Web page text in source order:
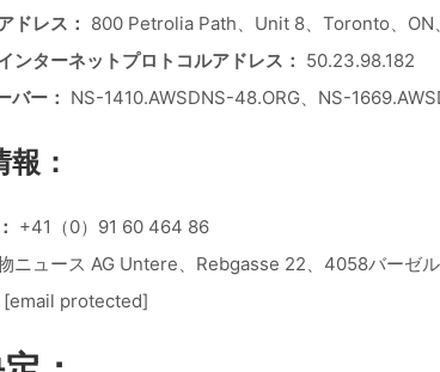
ドレス： 800 Petrolia Path、Unit 8、Toronto、
ンターネットプロトコルアドレス： 50.23.98.182
バー： NS-1410.AWSDNS-48.ORG、NS-
：
+41（0）91 60 464 86
ニュース AG Untere、Rebgasse 22、4058バーゼ
[email protected]